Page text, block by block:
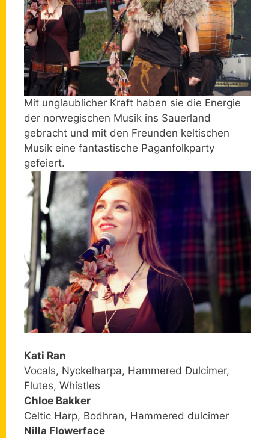
Mit unglaublicher Kraft haben sie die Energie
der norwegischen Musik ins Sauerland
gebracht und mit den Freunden keltischen
Musik eine fantastische Paganfolkparty
gefeiert.
Kati Ran
Vocals, Nyckelharpa, Hammered Dulcimer,
Flutes, Whistles
Chloe Bakker
Celtic Harp, Bodhran, Hammered dulcimer
Nilla Flowerface